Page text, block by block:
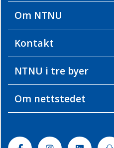
Om NTNU
Kontakt
NTNU i tre byer
Om nettstedet